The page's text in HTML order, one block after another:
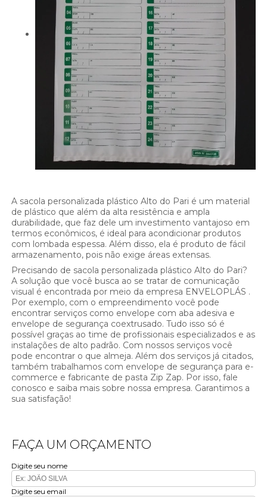
A sacola personalizada plástico Alto do Pari é um material
de plástico que além da alta resistência e ampla
durabilidade, que faz dele um investimento vantajoso em
termos econômicos, é ideal para acondicionar produtos
com lombada espessa. Além disso, ela é produto de fácil
armazenamento, pois não exige áreas extensas.
Precisando de sacola personalizada plástico Alto do Pari?
A solução que você busca ao se tratar de comunicação
visual é encontrada por meio da empresa ENVELOPLÁS .
Por exemplo, com o empreendimento você pode
encontrar serviços como envelope com aba adesiva e
envelope de segurança coextrusado. Tudo isso só é
possível graças ao time de profissionais especializados e as
instalações de alto padrão. Com nossos serviços você
pode encontrar o que almeja. Além dos serviços já citados,
também trabalhamos com envelope de segurança para e-
commerce e fabricante de pasta Zip Zap. Por isso, fale
conosco e saiba mais sobre nossa empresa. Garantimos a
sua satisfação!
FAÇA UM ORÇAMENTO
Digite seu nome
Digite seu email